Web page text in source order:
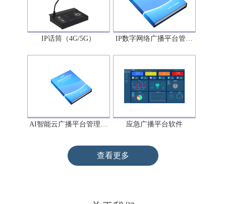
IP话筒（4G/5G） IP数字网络广播平台管…
AI智能云广播平台管理… 应急广播平台软件
查看更多